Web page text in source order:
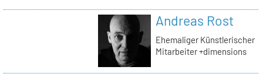
Andreas Rost
Ehemaliger Künstlerischer
Mitarbeiter +dimensions